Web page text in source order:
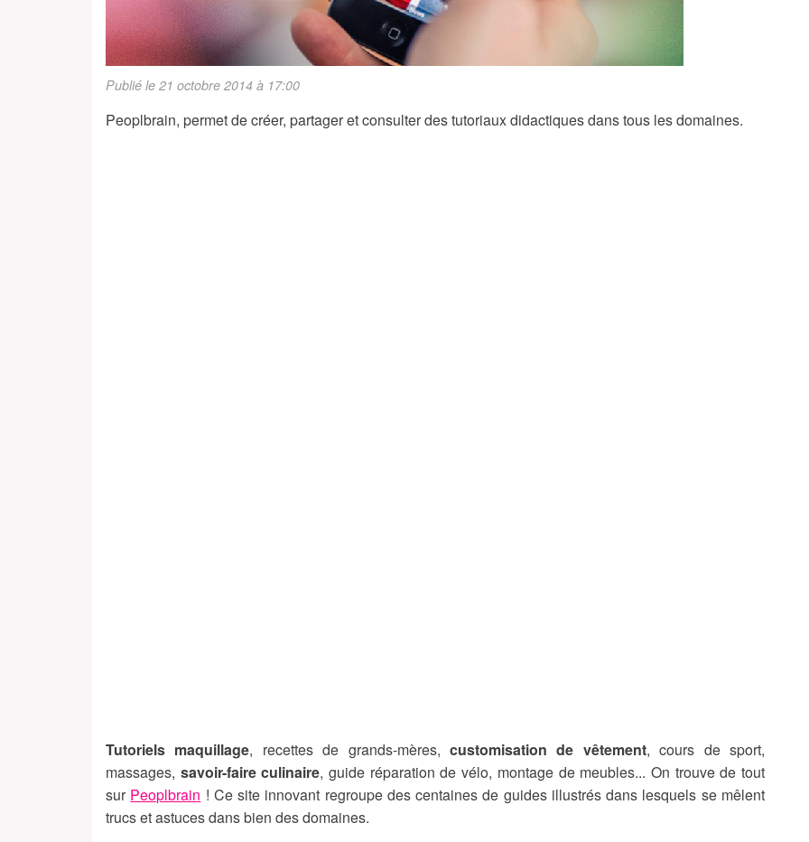
Publié le 21 octobre 2014 à 17:00
Peoplbrain, permet de créer, partager et consulter des tutoriaux didactiques dans tous les domaines.
Tutoriels maquillage, recettes de grands-mères,customisation de vêtement, cours de sport,
massages, savoir-faire culinaire, guide réparation de vélo, montage de meubles... On trouve de tout
sur Peoplbrain ! Ce site innovant regroupe des centaines de guides illustrés dans lesquels se mêlent
trucs et astuces dans bien des domaines.